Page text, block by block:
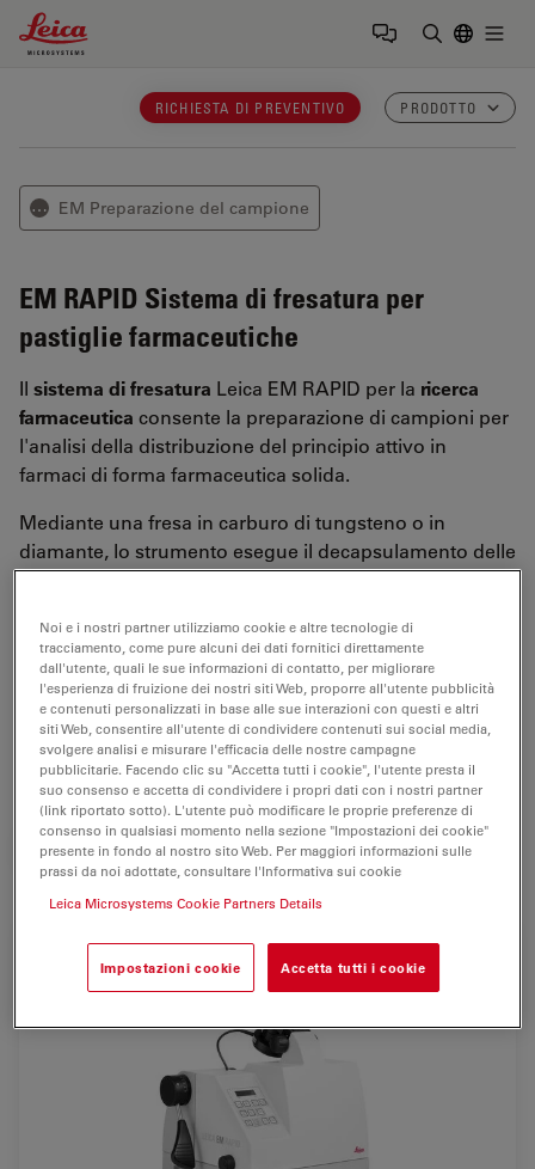
Leica Microsystems Logo
RICHIESTA DI PREVENTIVO PRODOTTO
⋯ EM Preparazione del campione
EM RAPID Sistema di fresatura per
pastiglie farmaceutiche
Il sistema di fresatura Leica EM RAPID per la ricerca
farmaceutica consente la preparazione di campioni per
l'analisi della distribuzione del principio attivo in
farmaci di forma farmaceutica solida.
Mediante una fresa in carburo di tungsteno o in
diamante, lo strumento esegue il decapsulamento delle
pastiglie senza sbavature e presenta velocità di taglio
rimozione dello step-layer, estrazione silenziosa,
filtrazione con un filtro HEPA e supporto singolo o
multiplo.
For research use only
RICHIESTA DI PREVENTIVO
Noi e i nostri partner utilizziamo cookie e altre tecnologie di
tracciamento, come pure alcuni dei dati fornitici direttamente
dall'utente, quali le sue informazioni di contatto, per migliorare
l'esperienza di fruizione dei nostri siti Web, proporre all'utente pubblicità
e contenuti personalizzati in base alle sue interazioni con questi e altri
siti Web, consentire all'utente di condividere contenuti sui social media,
svolgere analisi e misurare l'efficacia delle nostre campagne
pubblicitarie. Facendo clic su "Accetta tutti i cookie", l'utente presta il
suo consenso e accetta di condividere i propri dati con i nostri partner
(link riportato sotto). L'utente può modificare le proprie preferenze di
consenso in qualsiasi momento nella sezione "Impostazioni dei cookie"
presente in fondo al nostro sito Web. Per maggiori informazioni sulle
prassi da noi adottate, consultare l'Informativa sui cookie
Leica Microsystems Cookie Partners Details
Impostazioni cookie Accetta tutti i cookie